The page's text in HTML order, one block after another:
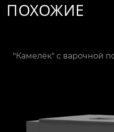
ПОХОЖИЕ
"Камелёк" с варочной